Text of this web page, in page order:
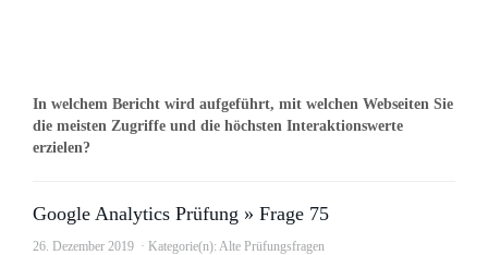
In welchem Bericht wird aufgeführt, mit welchen Webseiten Sie
die meisten Zugriffe und die höchsten Interaktionswerte
erzielen?
Google Analytics Prüfung » Frage 75
26. Dezember 2019 Kategorie(n): Alte Prüfungsfragen